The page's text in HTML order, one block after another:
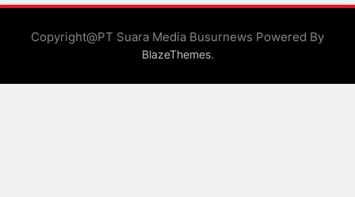
Copyright@PT Suara Media Busurnews Powered By
BlazeThemes.